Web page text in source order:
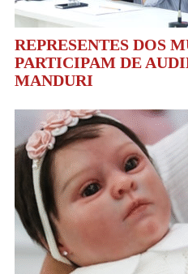
REPRESENTES DOS
PARTICIPAM DE
MANDURI